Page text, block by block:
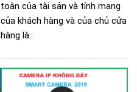
toàn của tài sản và tính mạng
của khách hàng và của chủ cửa
hàng là...